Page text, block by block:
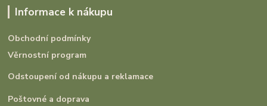
Informace k nákupu
Obchodní podmínky
Věrnostní program
Odstoupení od nákupu a reklamace
Poštovné a doprava